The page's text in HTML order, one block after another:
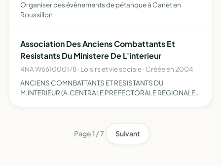
Organiser des évènements de pétanque à Canet en
Roussillon
Association Des Anciens Combattants Et
Resistants Du Ministere De L'interieur
RNA W661000178 · Loisirs et vie sociale · Créée en 2004
ANCIENS COMNBATTANTS ET RESISTANTS DU
M.INTERIEUR (A.CENTRALE PREFECTORALE REGIONALES
POLICE NATIONALE MUNICIPALE SERVICES DIVERS
Page 1 / 7 Suivant